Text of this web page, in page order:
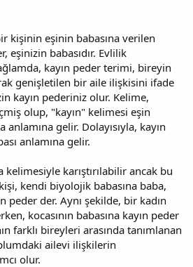
kişinin eşinin babasına verilen
eşinizin babasıdır. Evlilik
kayın peder terimi, bireyin
genişletilen bir aile ilişkisini ifade
kayın pederiniz olur. Kelime,
olup, "kayın" kelimesi eşin
gelir. Dolayısıyla, kayın
anlamına gelir.
kelimesiyle karıştırılabilir ancak bu
kendi biyolojik babasına baba,
peder der. Aynı şekilde, bir kadın
kocasının babasına kayın peder
farklı bireyleri arasında tanımlanan
ailevi ilişkilerin
olur.